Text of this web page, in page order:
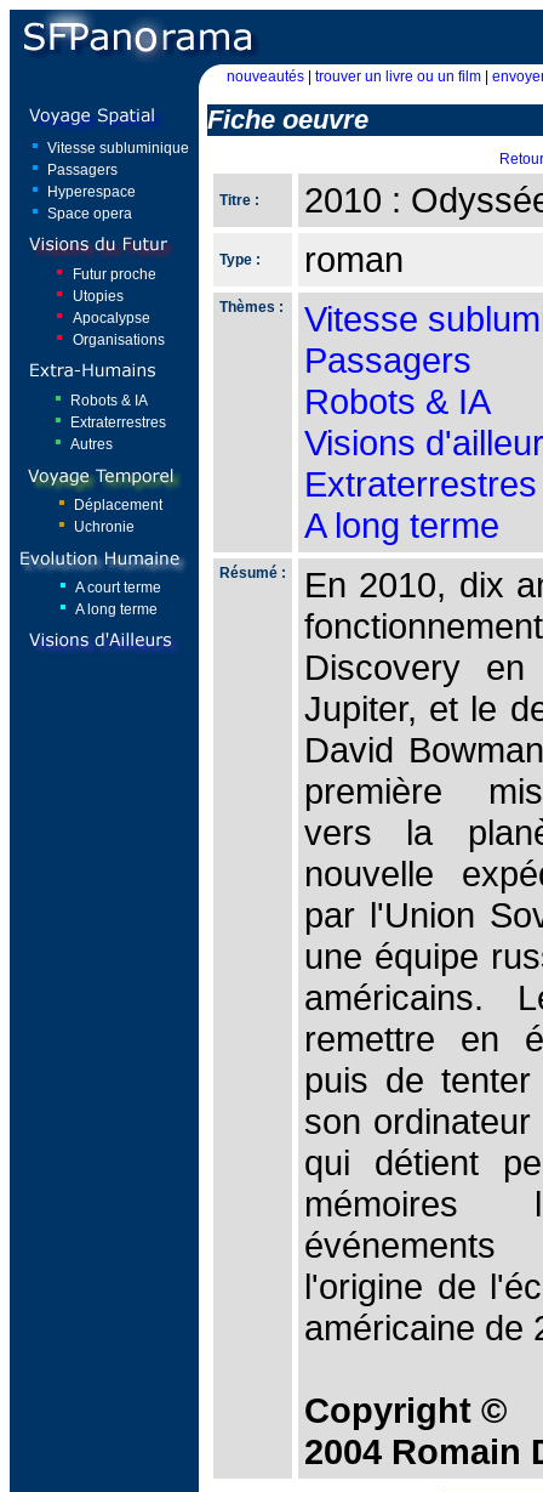
nouveautés trouver un livre ou un film
Vitesse subluminique
Passagers
Hyperespace
Space opera
Futur proche
Utopies
Apocalypse
Organisations
Robots & IA
Extraterrestres
Autres
Déplacement
Uchronie
A court terme
A long terme
Fiche oeuvre
Titre : 2010 :
Type : roman
Thèmes :
Vitesse
Passagers
Robots & IA
Visions
Extraterrestres
A long terme
Résumé :
En 2010, dix
Discovery
Jupiter, et le
David
première
vers la
nouvelle
par l'Union
une équipe
américains.
remettre en
puis de
son
qui détient
l'origine de
américaine de
Copyright ©
2004 Romain